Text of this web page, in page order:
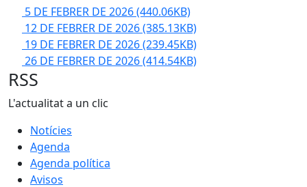
5 DE FEBRER DE 2026(440.06KB)
12 DE FEBRER DE 2026(385.13KB)
19 DE FEBRER DE 2026(239.45KB)
26 DE FEBRER DE 2026(414.54KB)
RSS
L'actualitat a un clic
Notícies
Agenda
Agenda política
Avisos